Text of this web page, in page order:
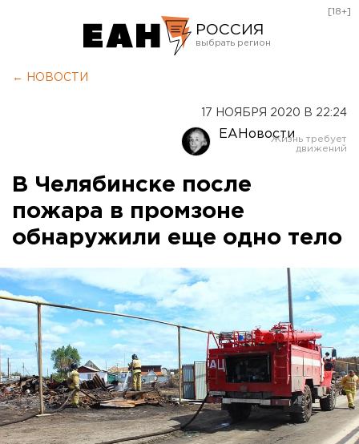
РОССИЯ
Оренбург
[18+]
← НОВОСТИ
17 НОЯБРЯ 2020 В 22:24
ЕАНовости
В Челябинске после
пожара в промзоне
обнаружили еще одно тело